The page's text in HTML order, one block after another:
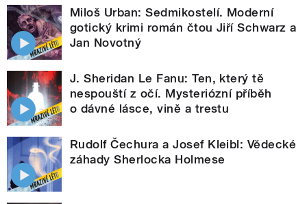
Miloš Urban: Sedmikostelí. Moderní
gotický krimi román čtou Jiří Schwarz a
Jan Novotný
J. Sheridan Le Fanu: Ten, který tě
nespouští z očí. Mysteriózní příběh
o dávné lásce, vině a trestu
Rudolf Čechura a Josef Kleibl: Vědecké
záhady Sherlocka Holmese